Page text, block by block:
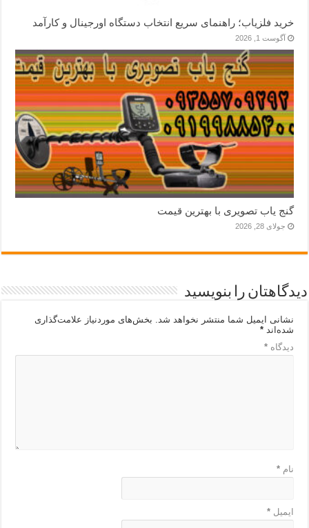
خرید فلزیاب؛ راهنمای سریع انتخاب دستگاه اورجینال و کارآمد
آگوست 1, 2026
گنج یاب تصویری با بهترین قیمت
جولای 28, 2026
دیدگاهتان را بنویسید
نشانی ایمیل شما منتشر نخواهد شد.
بخش‌های موردنیاز علامت‌گذاری
شده‌اند*
دیدگاه*
نام*
ایمیل*